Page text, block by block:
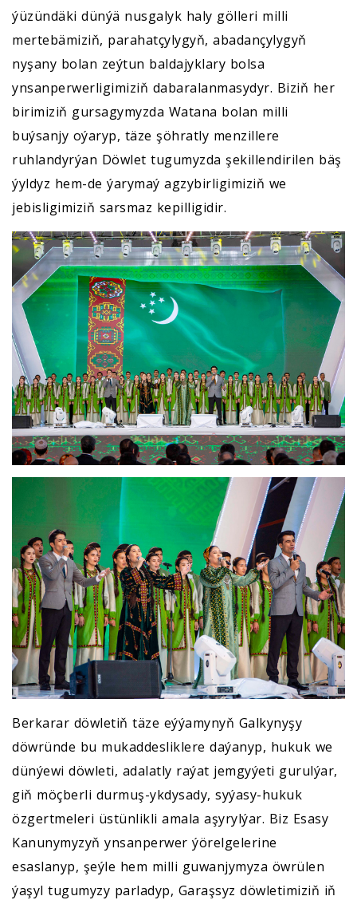
ýüzündäki dünýä nusgalyk haly gölleri milli
mertebämiziň, parahatçylygyň, abadançylygyň
nyşany bolan zeýtun baldajyklary bolsa
ynsanperwerligimiziň dabaralanmasydyr. Biziň her
birimiziň gursagymyzda Watana bolan milli
buýsanjy oýaryp, täze şöhratly menzillere
ruhlandyrýan Döwlet tugumyzda şekillendirilen bäş
ýyldyz hem-de ýarymaý agzybirligimiziň we
jebisligimiziň sarsmaz kepilligidir.
Berkarar döwletiň täze eýýamynyň Galkynyşy
döwründe bu mukaddesliklere daýanyp, hukuk we
dünýewi döwleti, adalatly raýat jemgyýeti gurulýar,
giň möçberli durmuş-ykdysady, syýasy-hukuk
özgertmeleri üstünlikli amala aşyrylýar. Biz Esasy
Kanunymyzyň ynsanperwer ýörelgelerine
esaslanyp, şeýle hem milli guwanjymyza öwrülen
ýaşyl tugumyzy parladyp, Garaşsyz döwletimiziň iň